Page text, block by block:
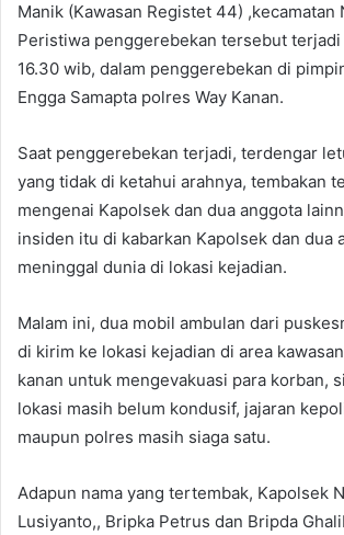
Manik (Kawasan Registet 44) ,kecamatan
Peristiwa penggerebekan tersebut terjadi
16.30 wib, dalam penggerebekan di
Engga Samapta polres Way Kanan.
Saat penggerebekan terjadi, terdengar
yang tidak di ketahui arahnya, tembakan
mengenai Kapolsek dan dua anggota
insiden itu di kabarkan Kapolsek dan dua
meninggal dunia di lokasi kejadian.
Malam ini, dua mobil ambulan dari
di kirim ke lokasi kejadian di area
kanan untuk mengevakuasi para korban,
lokasi masih belum kondusif, jajaran
maupun polres masih siaga satu.
Adapun nama yang tertembak, Kapolsek
Lusiyanto,, Bripka Petrus dan Bripda